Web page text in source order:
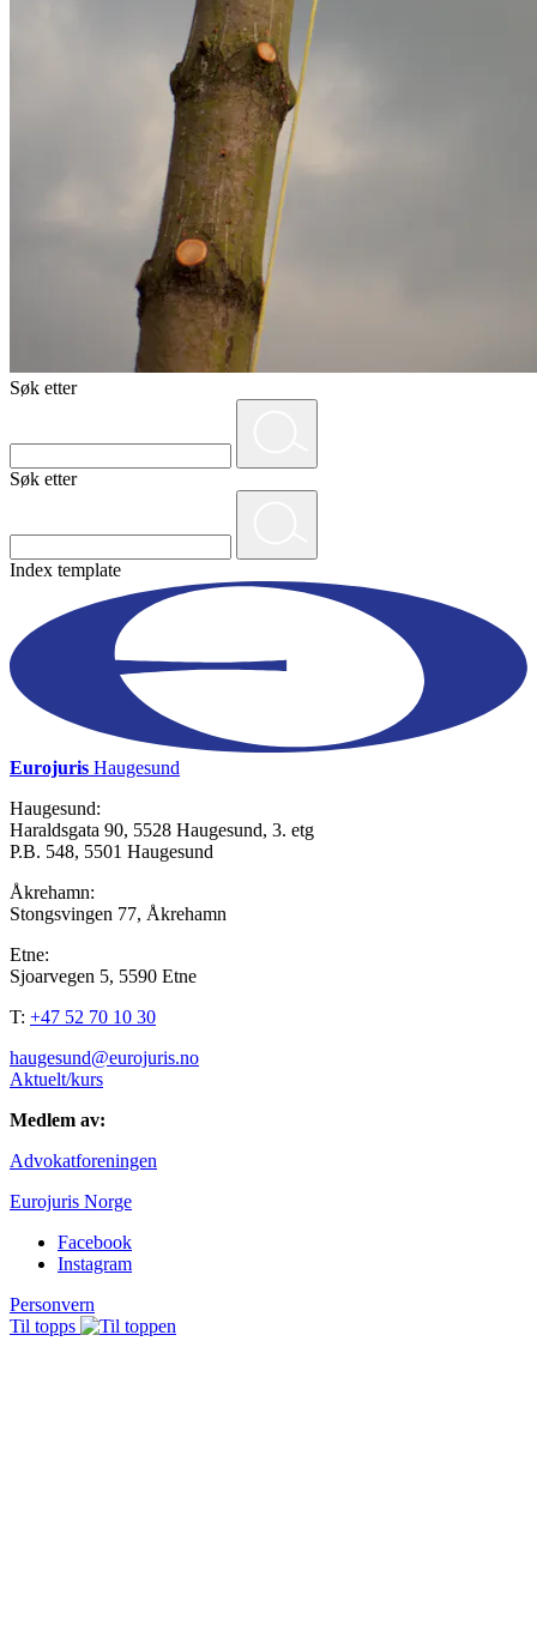
Søk etter
Søk etter
Index template
Eurojuris Haugesund
Haugesund:
Haraldsgata 90, 5528 Haugesund, 3. etg
P.B. 548, 5501 Haugesund
Åkrehamn:
Stongsvingen 77, Åkrehamn
Etne:
Sjoarvegen 5, 5590 Etne
T: +47 52 70 10 30
haugesund@eurojuris.no
Aktuelt/kurs
Medlem av:
Advokatforeningen
Eurojuris Norge
Facebook
Instagram
Personvern
Til topps